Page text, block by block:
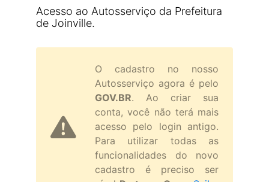
Acesso ao Autosserviço da Prefeitura
de Joinville.
O cadastro no nosso
Autosserviço agora é pelo
GOV.BR. Ao criar sua
conta, você não terá mais
acesso pelo login antigo.
Para utilizar todas as
funcionalidades do novo
cadastro é preciso ser